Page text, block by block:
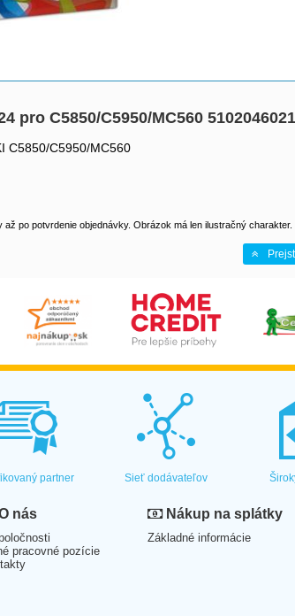
pro C5850/C5950/MC560 5102046021
C5850/C5950/MC560
po potvrdenie objednávky. Obrázok má len ilustračný charakter.
partner Sieť dodávateľov
nás
pracovné pozície
Nákup na splátky
Základné informácie